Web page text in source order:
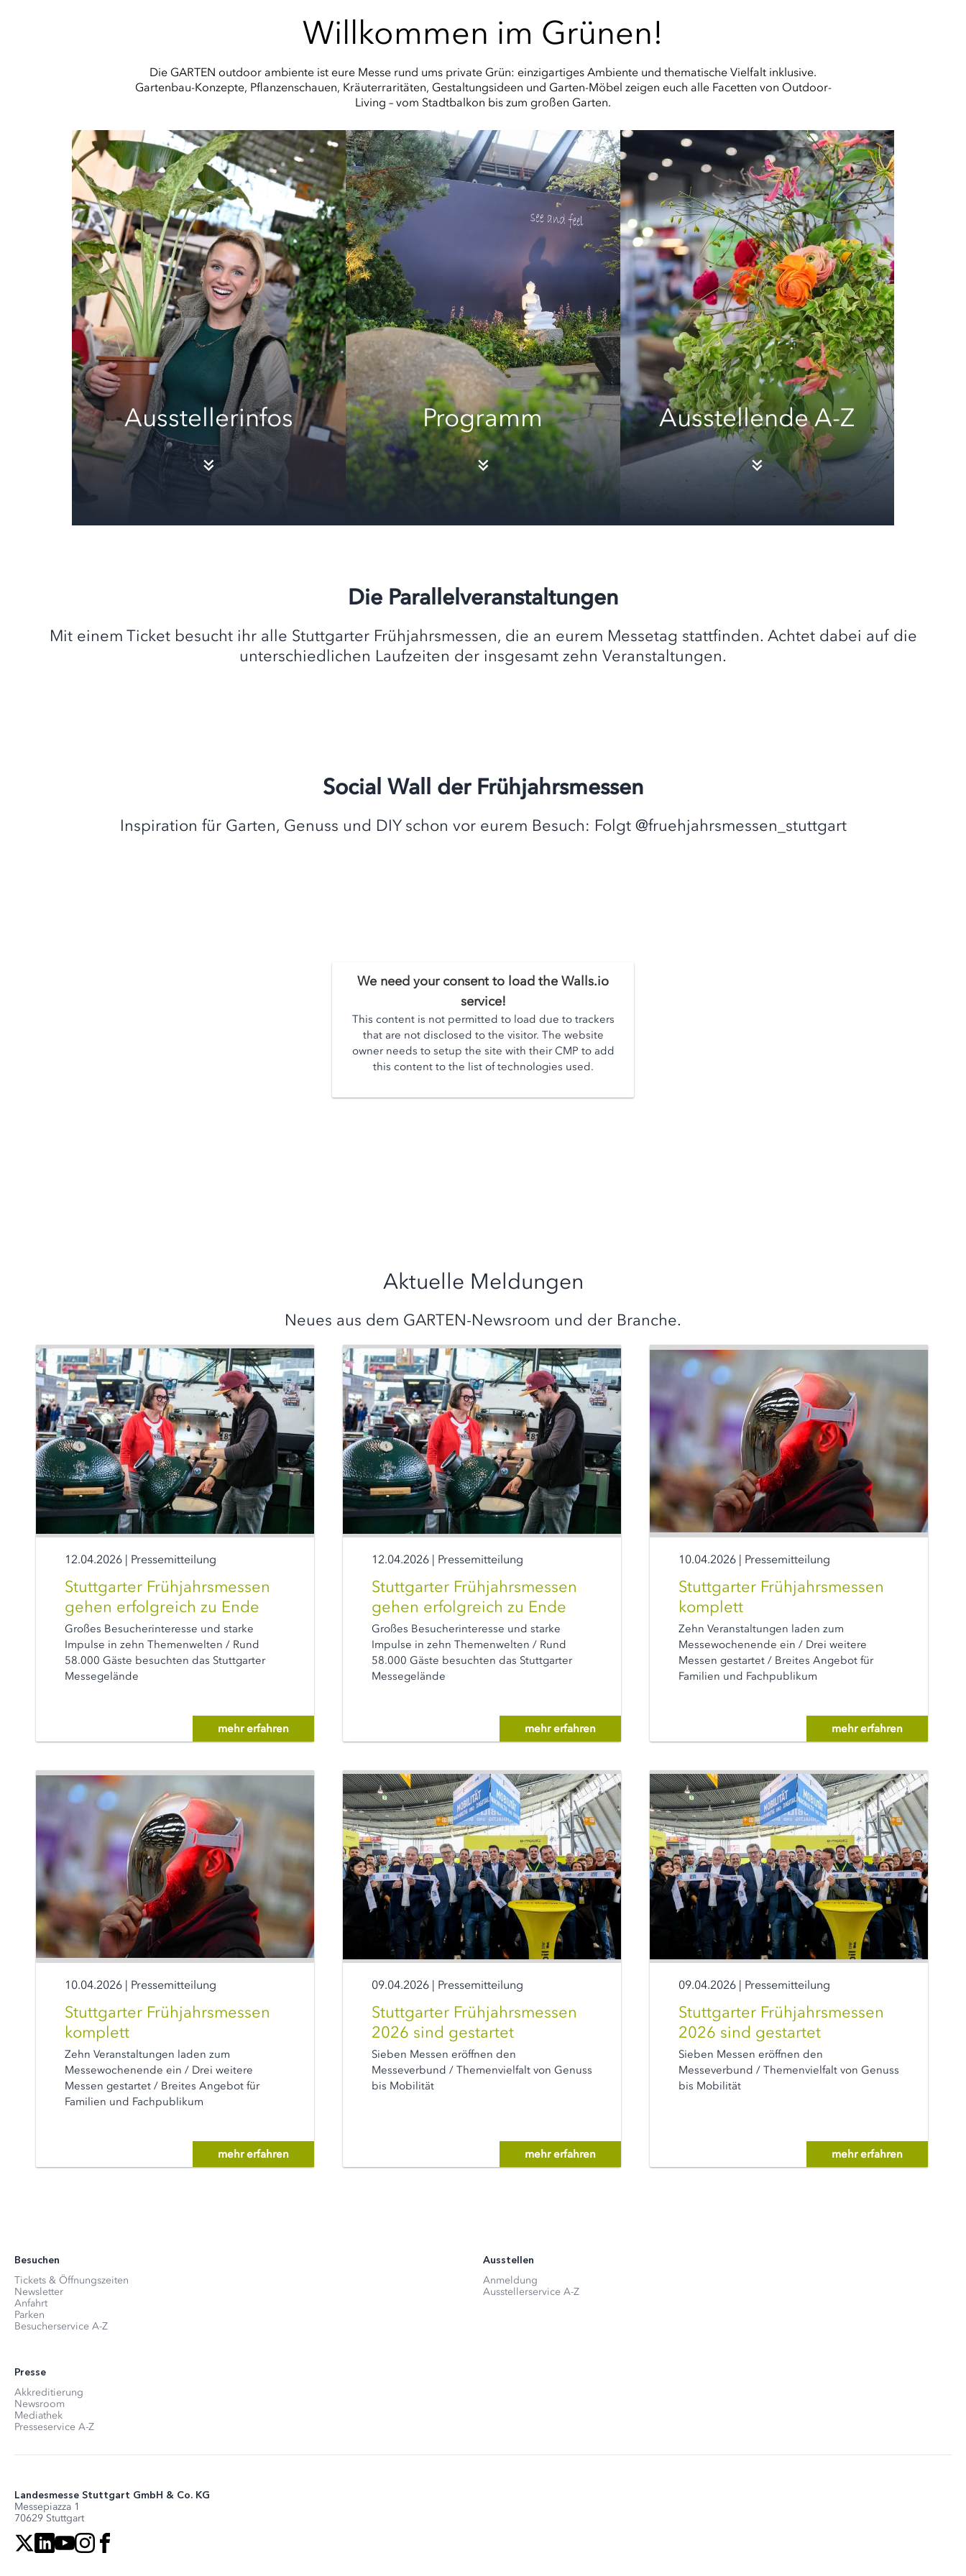
Willkommen im Grünen!
Die GARTEN outdoor ambiente ist eure Messe rund ums private Grün: einzigartiges Ambiente und thematische Vielfalt inklusive.
Gartenbau-Konzepte, Pflanzenschauen, Kräuterraritäten, Gestaltungsideen und Garten-Möbel zeigen euch alle Facetten von Outdoor-
Living – vom Stadtbalkon bis zum großen Garten.
Ausstellerinfos Programm Ausstellende A-Z
Die Parallelveranstaltungen
Mit einem Ticket besucht ihr alle Stuttgarter Frühjahrsmessen, die an eurem Messetag stattfinden. Achtet dabei auf die
unterschiedlichen Laufzeiten der insgesamt zehn Veranstaltungen.
Social Wall der Frühjahrsmessen
Inspiration für Garten, Genuss und DIY schon vor eurem Besuch: Folgt @fruehjahrsmessen_stuttgart
We need your consent to load the Walls.io
service!
This content is not permitted to load due to trackers
that are not disclosed to the visitor. The website
owner needs to setup the site with their CMP to add
this content to the list of technologies used.
Aktuelle Meldungen
Neues aus dem GARTEN-Newsroom und der Branche.
12.04.2026 | Pressemitteilung
Stuttgarter Frühjahrsmessen
gehen erfolgreich zu Ende
Großes Besucherinteresse und starke
Impulse in zehn Themenwelten / Rund
58.000 Gäste besuchten das Stuttgarter
Messegelände
mehr erfahren
12.04.2026| Pressemitteilung
Stuttgarter Frühjahrsmessen
gehen erfolgreich zu Ende
Großes Besucherinteresse und starke
Impulse in zehn Themenwelten / Rund
58.000 Gäste besuchten das Stuttgarter
Messegelände
mehr erfahren
10.04.2026| Pressemitteilung
Stuttgarter Frühjahrsmessen
komplett
Zehn Veranstaltungen laden zum
Messewochenende ein / Drei weitere
Messen gestartet / Breites Angebot für
Familien und Fachpublikum
mehr erfahren
10.04.2026 | Pressemitteilung
Stuttgarter Frühjahrsmessen
komplett
Zehn Veranstaltungen laden zum
Messewochenende ein / Drei weitere
Messen gestartet / Breites Angebot für
Familien und Fachpublikum
mehr erfahren
09.04.2026| Pressemitteilung
Stuttgarter Frühjahrsmessen
2026 sind gestartet
Sieben Messen eröffnen den
Messeverbund / Themenvielfalt von Genuss
bis Mobilität
mehr erfahren
09.04.2026| Pressemitteilung
Stuttgarter Frühjahrsmessen
2026 sind gestartet
Sieben Messen eröffnen den
Messeverbund / Themenvielfalt von Genuss
bis Mobilität
mehr erfahren
Besuchen
Tickets & Öffnungszeiten
Newsletter
Anfahrt
Parken
Besucherservice A-Z
Ausstellen
Anmeldung
Ausstellerservice A-Z
Presse
Akkreditierung
Newsroom
Mediathek
Presseservice A-Z
Landesmesse Stuttgart GmbH & Co. KG
Messepiazza 1
70629 Stuttgart